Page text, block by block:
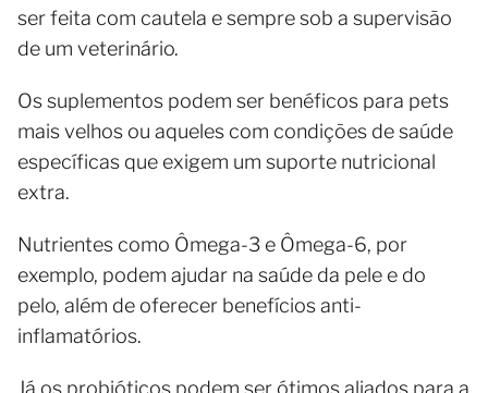
ser feita com cautela e sempre sob a supervisão
de um veterinário.
Os suplementos podem ser benéficos para pets
mais velhos ou aqueles com condições de saúde
específicas que exigem um suporte nutricional
extra.
Nutrientes como Ômega-3 e Ômega-6, por
exemplo, podem ajudar na saúde da pele e do
pelo, além de oferecer benefícios anti-
inflamatórios.
Já os probióticos podem ser ótimos aliados para a